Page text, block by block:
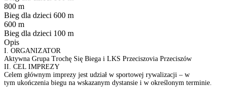
800 m
Bieg dla dzieci 600 m
600 m
Bieg dla dzieci 100 m
Opis
I. ORGANIZATOR
Aktywna Grupa Trochę Się Biega i LKS Przeciszovia Przeciszów
II. CEL IMPREZY
Celem głównym imprezy jest udział w sportowej rywalizacji – w
tym ukończenia biegu na wskazanym dystansie i w określonym terminie.